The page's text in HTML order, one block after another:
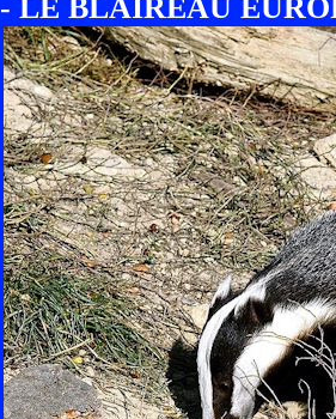
- LE BLAIREAU